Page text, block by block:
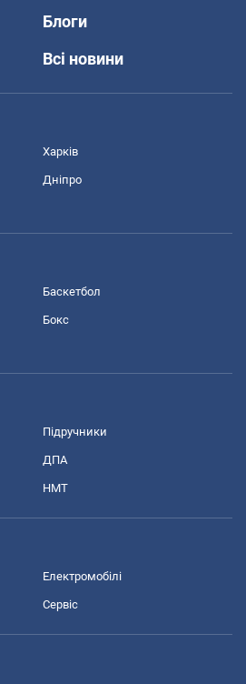
Блоги
Всі новини
Харків
Дніпро
Баскетбол
Бокс
Підручники
ДПА
НМТ
Електромобілі
Сервіс